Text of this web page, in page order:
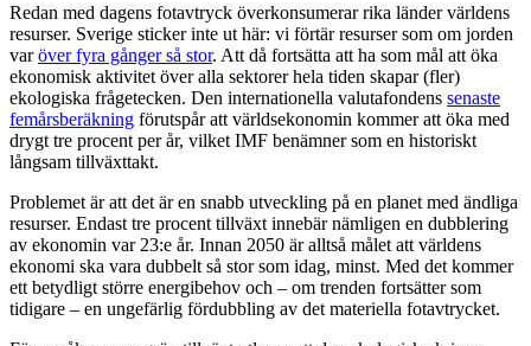
Redan med dagens fotavtryck överkonsumerar rika länder världens
resurser. Sverige sticker inte ut här: vi förtär resurser som om jorden
varöver fyra gånger så stor. Att då fortsätta att ha som mål att öka
ekonomisk aktivitet över alla sektorer hela tiden skapar (fler)
ekologiska frågetecken. Den internationella valutafondens senaste
femårsberäkning förutspår att världsekonomin kommer att öka med
drygt tre procent per år, vilket IMF benämner som en historiskt
långsam tillväxttakt.
Problemet är att det är en snabb utveckling på en planet med ändliga
resurser. Endast tre procent tillväxt innebär nämligen en dubblering
av ekonomin var 23:e år. Innan 2050 är alltså målet att världens
ekonomi ska vara dubbelt så stor som idag, minst. Med det kommer
ett betydligt större energibehov och – om trenden fortsätter som
tidigare – en ungefärlig fördubbling av det materiella fotavtrycket.